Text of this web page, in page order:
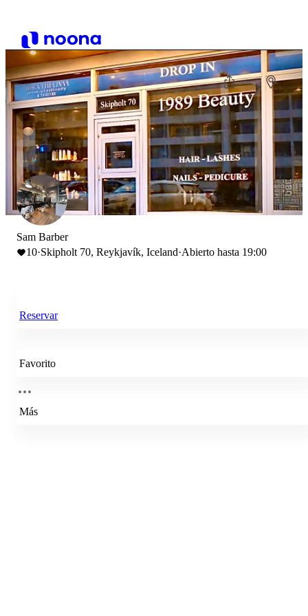
Sam Barber
10·Skipholt 70, Reykjavík, Iceland·Abierto hasta 19:00
Reservar
Favorito
Más